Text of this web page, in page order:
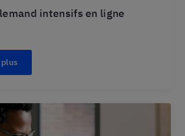
intensifs en ligne
plus